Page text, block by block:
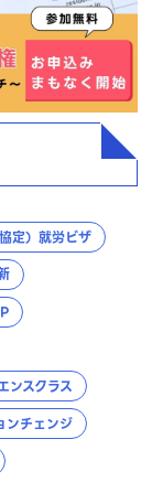
定）就労ビザ
ンスクラス
ンチェンジ